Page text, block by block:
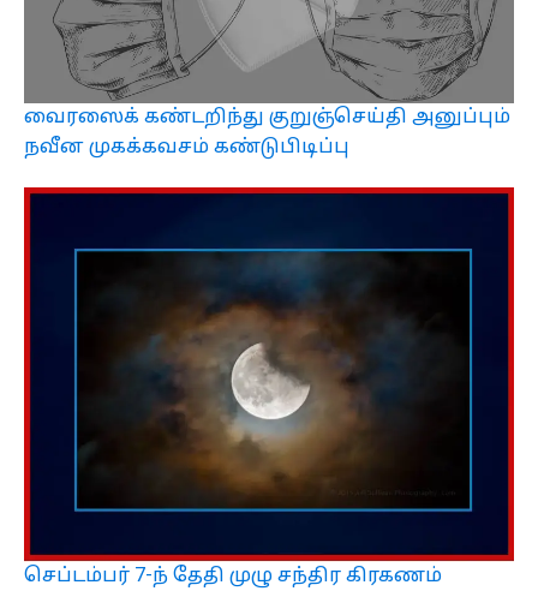
வைரஸைக் கண்டறிந்து குறுஞ்செய்தி அனுப்பும்
நவீன முகக்கவசம் கண்டுபிடிப்பு
செப்டம்பர் 7-ந் தேதி முழு சந்திர கிரகணம்